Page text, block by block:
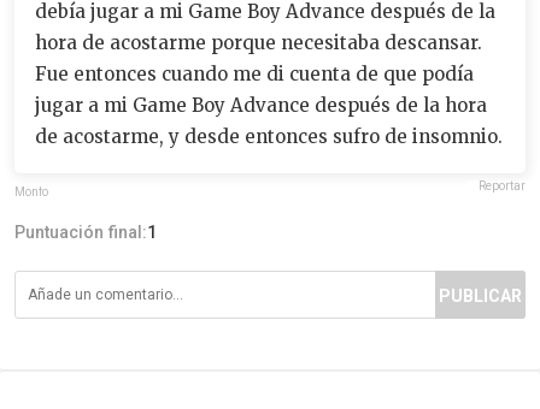
debía jugar a mi Game Boy Advance después de la
hora de acostarme porque necesitaba descansar.
Fue entonces cuando me di cuenta de que podía
jugar a mi Game Boy Advance después de la hora
de acostarme, y desde entonces sufro de insomnio.
Monfo Reportar
Puntuación final:1
PUBLICAR